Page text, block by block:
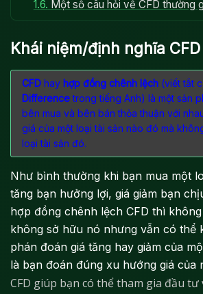
1.6. Một số câu hỏi về CFD thường
Khái niệm/định nghĩa
CFD hay hợp đồng chênh lệch (viết tắt
Differencetrong tiếng Anh) là một sản
bên mua và bên bán thỏa thuận với
giá của một loại tài sản nào đó mà
loại tài sản đó.
Như bình thường khi bạn mua một
tăng bạn hưởng lợi, giá giảm bạn
hợp đồng chênh lệch CFD thì
không sở hữu nó nhưng vẫn có thể
phán đoán giá tăng hay giảm của
là bạn đoán đúng xu hướng giá của
CFD giúp bạn có thể tham gia đầu